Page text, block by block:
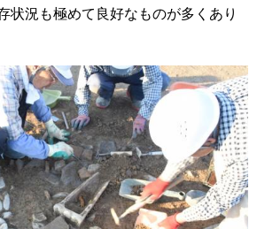
状況も極めて良好なものが多くあり